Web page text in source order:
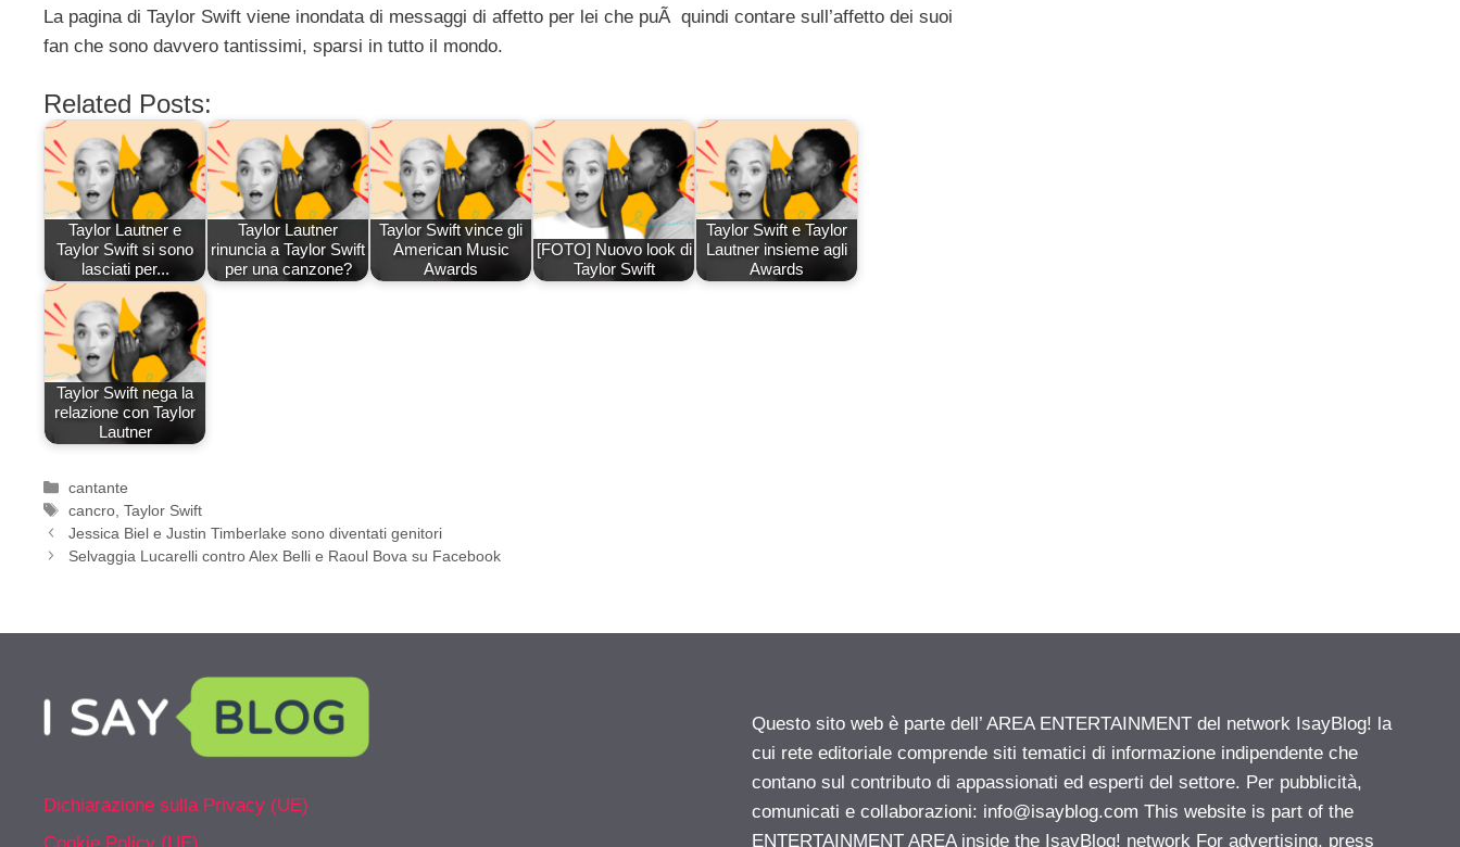
La pagina di Taylor Swift viene inondata di messaggi di affetto per lei che puÃ quindi contare sull’affetto dei suoi
fan che sono davvero tantissimi, sparsi in tutto il mondo.
Related Posts:
Taylor Lautner e
Taylor Swift si sono
lasciati per...
Taylor Lautner
rinuncia a Taylor Swift
per una canzone?
Taylor Swift vince gli
American Music
Awards
[FOTO] Nuovo look di
Taylor Swift
Taylor Swift e Taylor
Lautner insieme agli
Awards
Taylor Swift nega la
relazione con Taylor
Lautner
Categorie
cantante
Tag
cancro ,Taylor Swift
Jessica Biel e Justin Timberlake sono diventati genitori
Selvaggia Lucarelli contro Alex Belli e Raoul Bova su Facebook
Dichiarazione sulla Privacy (UE)
Questo sito web è parte dell’ AREA ENTERTAINMENT del network IsayBlog! la
cui rete editoriale comprende siti tematici di informazione indipendente che
contano sul contributo di appassionati ed esperti del settore. Per pubblicità,
comunicati e collaborazioni: info@isayblog.com This website is part of the
ENTERTAINMENT AREA inside the IsayBlog! network For advertising, press